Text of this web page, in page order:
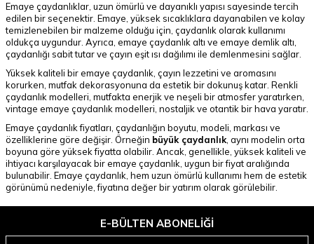
Emaye çaydanlıklar, uzun ömürlü ve dayanıklı yapısı sayesinde tercih
edilen bir seçenektir. Emaye, yüksek sıcaklıklara dayanabilen ve kolay
temizlenebilen bir malzeme olduğu için, çaydanlık olarak kullanımı
oldukça uygundur. Ayrıca, emaye çaydanlık altı ve emaye demlik altı,
çaydanlığı sabit tutar ve çayın eşit ısı dağılımı ile demlenmesini sağlar.
Yüksek kaliteli bir emaye çaydanlık, çayın lezzetini ve aromasını
korurken, mutfak dekorasyonuna da estetik bir dokunuş katar. Renkli
çaydanlık modelleri, mutfakta enerjik ve neşeli bir atmosfer yaratırken,
vintage emaye çaydanlık modelleri, nostaljik ve otantik bir hava yaratır.
Emaye çaydanlık fiyatları, çaydanlığın boyutu, modeli, markası ve
özelliklerine göre değişir. Örneğin büyük çaydanlık , aynı modelin orta
boyuna göre yüksek fiyatta olabilir. Ancak, genellikle, yüksek kaliteli ve
ihtiyacı karşılayacak bir emaye çaydanlık, uygun bir fiyat aralığında
bulunabilir. Emaye çaydanlık, hem uzun ömürlü kullanımı hem de estetik
görünümü nedeniyle, fiyatına değer bir yatırım olarak görülebilir.
E-BÜLTEN ABONELIĞI